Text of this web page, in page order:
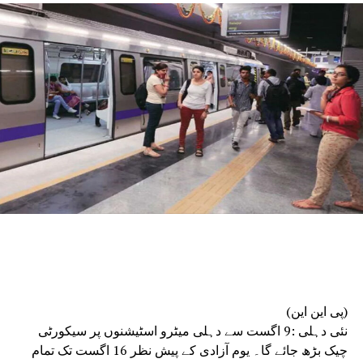
کی گئی ہے۔انہوں نے بتایا کہ ایف ایس ایل کو جدید
ترین بنانے کے لیے ضروری مشینری، سائنسی آلات،
سائبر ورک اسٹیشن اور استعمال کی اشیاء کی
خریداری کی گئی ہے۔
دہلی پولیس کی چھ رینجز اور 15 اضلاع میں نئے فوجداری
قوانین کے مطابق جائے وقوعہ پر فوری سائنسی
امداد دستیاب کرانے کے لیے فارنسک ماہرین
تعینات کیے گئے ہیں۔ مختلف رینجز میں فارنسک
ٹیموں کے استعمال کے لیے چھ موبائل فارنسک وین
بھی خریدی اور فعال کی جا رہی ہیں۔مسٹر سود نے
کہا کہ زیرِ التوا مقدمات کو کم کرنے کے لیے ایف
انہوں نے کہا کہ سائنسی تحقیقات موثر فوجداری
نظامِ انصاف کی ریڑھ کی ہڈی ہے۔ وقت پر کی جانے
والی فارنسک تحقیقات سے مقدمات میں ہونے والی
(پی این این)
نئی دہلی :9 اگست سے دہلی میٹرو اسٹیشنوں پر سیکورٹی
چیک بڑھ جائے گا۔ یوم آزادی کے پیش نظر 16 اگست تک تمام